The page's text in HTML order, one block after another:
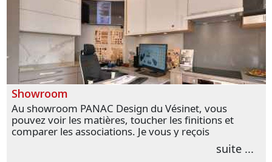
Showroom
Au showroom PANAC Design du Vésinet, vous
pouvez voir les matières, toucher les finitions et
comparer les associations. Je vous y reçois
personnellement pour parler de votre projet et
transformer vos premières idées en choix plussuite ...